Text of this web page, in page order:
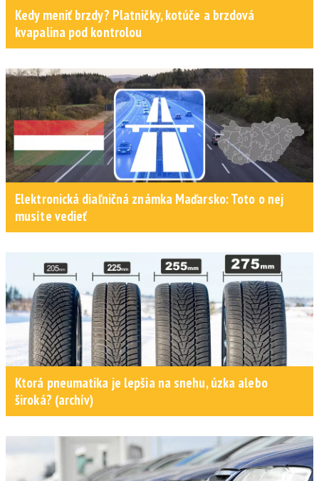
Kedy meniť brzdy? Platničky, kotúče a brzdová
kvapalina pod kontrolou
Elektronická diaľničná známka Maďarsko: Toto o nej
musíte vedieť
Ktorá pneumatika je lepšia na snehu, úzka alebo
široká? (archív)